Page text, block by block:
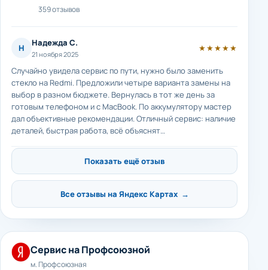
359 отзывов
Н Надежда С.
21 ноября 2025
★★★★★
Случайно увидела сервис по пути, нужно было заменить
стекло на Redmi. Предложили четыре варианта замены на
выбор в разном бюджете. Вернулась в тот же день за
готовым телефоном и с MacBook. По аккумулятору мастер
дал объективные рекомендации. Отличный сервис: наличие
деталей, быстрая работа, всё объяснят…
Показать ещё отзыв
Все отзывы на Яндекс Картах →
Сервис на Профсоюзной
м. Профсоюзная